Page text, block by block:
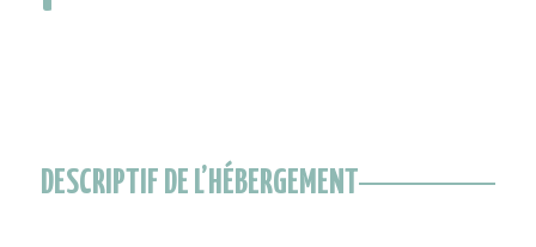
DESCRIPTIF DE L’HÉBERGEMENT